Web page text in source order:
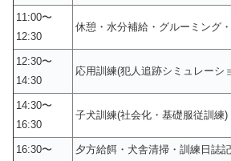
11:00〜
12:30
休憩・水分補給・グルーミング
12:30〜
14:30
応用訓練(犯人追跡シミュレーシ
14:30〜
16:30
子犬訓練(社会化・基礎服従訓練
16:30〜
夕方給餌・犬舎清掃・訓練日誌